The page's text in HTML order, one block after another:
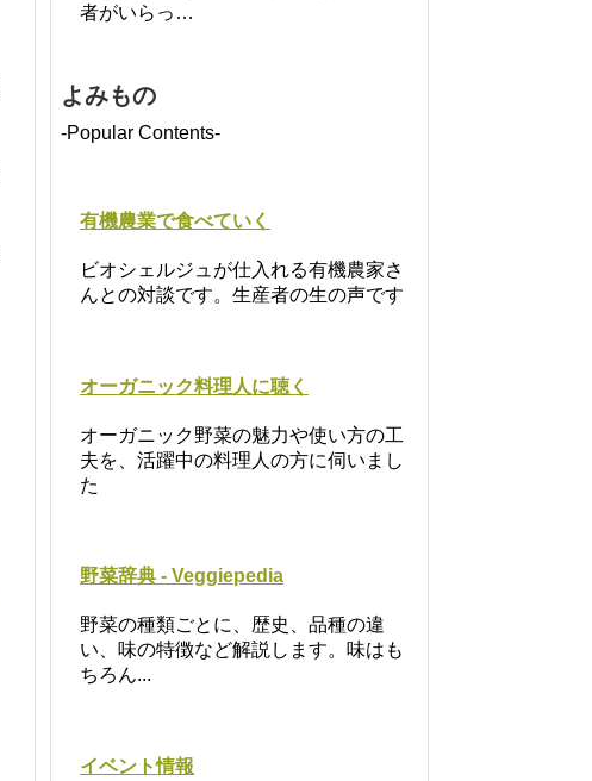
者がいらっ…
よみもの
-Popular Contents-
有機農業で食べていく
ビオシェルジュが仕入れる有機農家さ
んとの対談です。生産者の生の声です
オーガニック料理人に聴く
オーガニック野菜の魅力や使い方の工
夫を、活躍中の料理人の方に伺いまし
た
野菜辞典 - Veggiepedia
野菜の種類ごとに、歴史、品種の違
い、味の特徴など解説します。味はも
ちろん...
イベント情報